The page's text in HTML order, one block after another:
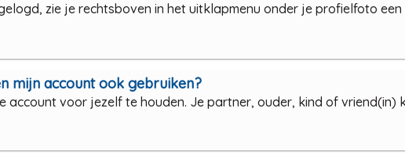
zie je rechtsboven in het uitklapmenu onder je profielfoto
mijn account ook gebruiken?
account voor jezelf te houden. Je partner, ouder, kind of vriend(in)